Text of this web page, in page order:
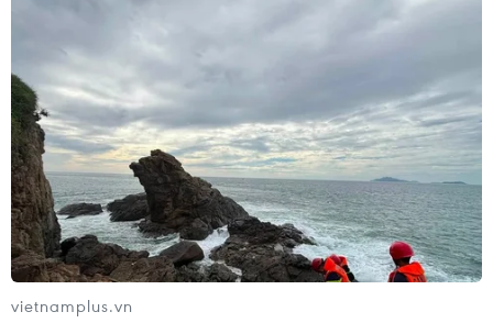
vietnamplus.vn